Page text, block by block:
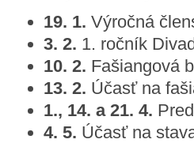
19. 1. Výročná
3. 2. 1. ročník
10. 2. Fašiangová
13. 2. Účasť na
1., 14. a 21. 4.
4. 5. Účasť na